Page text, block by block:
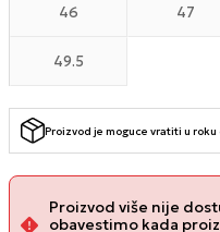
46 47
49.5
Proizvod je moguce vratiti u roku
Proizvod više nije
obavestimo kada